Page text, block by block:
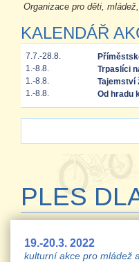
Organizace pro děti,
KALENDÁŘ
7.7.-28.8.
1.-8.8.
Trpaslíci
1.-8.8.
Tajemství
1.-8.8.
Od hradu
PLES
19.-20.3. 2022
kulturní akce pro mládež